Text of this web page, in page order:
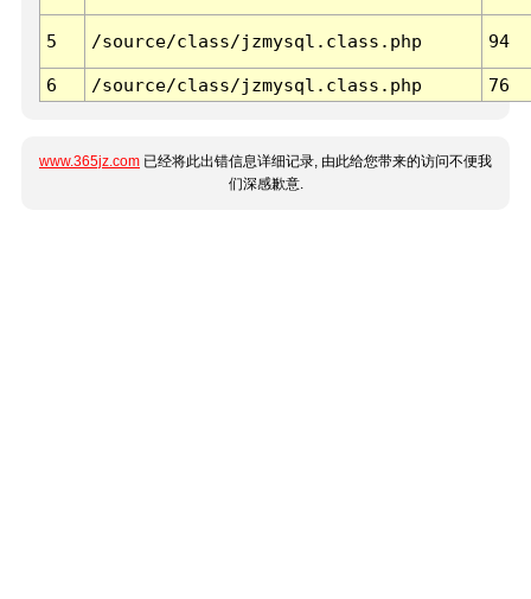
5 /source/class/jzmysql.class.php 94
6 /source/class/jzmysql.class.php 76
www.365jz.com 已经将此出错信息详细记录, 由此给您带来的访问不便我
们深感歉意.